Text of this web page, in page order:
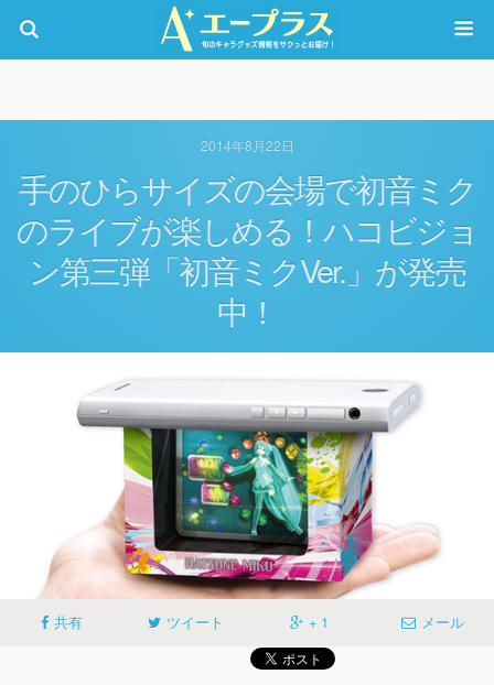
2014年8月22日
手のひらサイズの会場で初音ミク
のライブが楽しめる！ハコビジョ
ン第三弾「初音ミクVer.」が発売
中！
共有 ツイート + 1 メール